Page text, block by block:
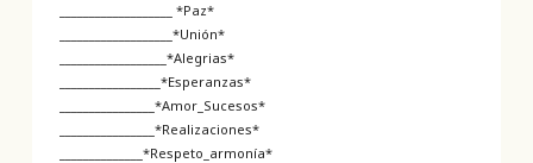
___________________ *Paz*
___________________*Unión*
__________________*Alegrias*
_________________*Esperanzas*
________________*Amor_Sucesos*
________________*Realizaciones*
______________*Respeto_armonía*